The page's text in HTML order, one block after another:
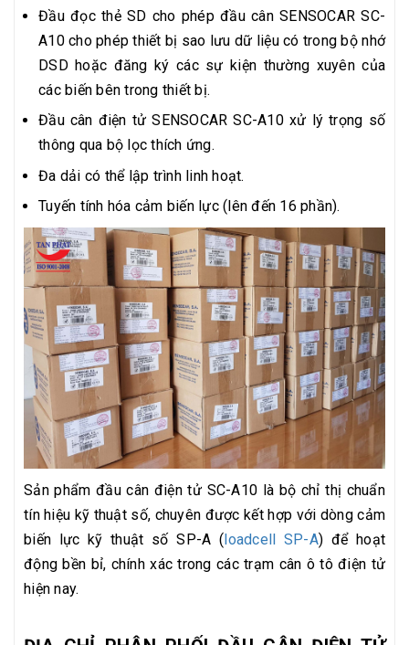
Đầu đọc thẻ SD cho phép đầu cân SENSOCAR SC-
A10 cho phép thiết bị sao lưu dữ liệu có trong bộ nhớ
DSD hoặc đăng ký các sự kiện thường xuyên của
các biến bên trong thiết bị.
Đầu cân điện tử SENSOCAR SC-A10 xử lý trọng số
thông qua bộ lọc thích ứng.
Đa dải có thể lập trình linh hoạt.
Tuyến tính hóa cảm biến lực (lên đến 16 phần).
Sản phẩm đầu cân điện tử SC-A10 là bộ chỉ thị chuẩn
tín hiệu kỹ thuật số, chuyên được kết hợp với dòng cảm
biến lực kỹ thuật số SP-A (loadcell SP-A) để hoạt
động bền bỉ, chính xác trong các trạm cân ô tô điện tử
hiện nay.